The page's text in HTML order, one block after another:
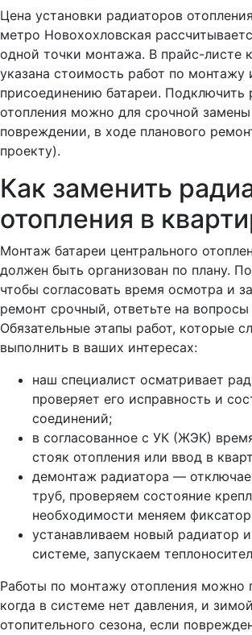
Цена установки радиаторов
метро Новохохловская
одной точки монтажа. В прайс-листе
указана стоимость работ по монтажу
присоединению батареи. Подключить
отопления можно для срочной
повреждении, в ходе планового
проекту).
Как заменить
отопления в
Монтаж батареи центрального
должен быть организован по плану.
чтобы согласовать время осмотра и
ремонт срочный, ответьте на вопросы
Обязательные этапы работ, которые
выполнить в ваших интересах:
наш специалист осматривает
проверяет его исправность и
соединений;
в согласованное с УК (ЖЭК)
стояк отопления или ввод в
демонтаж радиатора —
труб, проверяем состояние
необходимости меняем
устанавливаем новый радиатор
системе, запускаем
Работы по монтажу отопления можно
когда в системе нет давления, и
отопительного сезона, если